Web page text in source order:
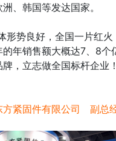
、韩国等发达国家。
势良好，全国一片红火
年销售额大概达7、8个
，立志做全国标杆企业
方紧固件有限公司 副总